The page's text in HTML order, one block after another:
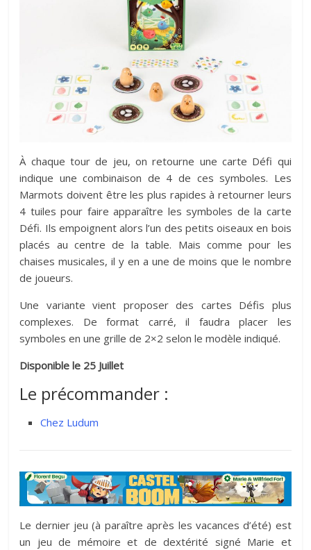
À chaque tour de jeu, on retourne une carte Défi qui
indique une combinaison de 4 de ces symboles. Les
Marmots doivent être les plus rapides à retourner leurs
4 tuiles pour faire apparaître les symboles de la carte
Défi. Ils empoignent alors l’un des petits oiseaux en bois
placés au centre de la table. Mais comme pour les
chaises musicales, il y en a une de moins que le nombre
de joueurs.
Une variante vient proposer des cartes Défis plus
complexes. De format carré, il faudra placer les
symboles en une grille de 2×2 selon le modèle indiqué.
Disponible le 25 Juillet
Le précommander :
Chez Ludum
Le dernier jeu (à paraître après les vacances d’été) est
un jeu de mémoire et de dextérité signé Marie et